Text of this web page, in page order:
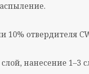
10% отвердителя
нанесение 1–3